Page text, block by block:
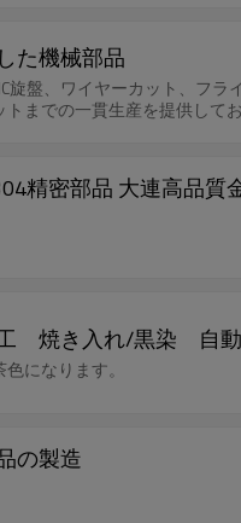
た機械部品
旋盤、ワイヤーカット、フ
までの一貫生産を提供してお
旋盤加工したSUS304精密
焼き入れ/黒染 自
になります。
の製造